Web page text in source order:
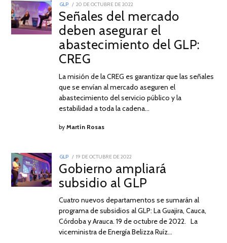
GLP
POSTED
ON
20 DE OCTUBRE DE 2022
OCTUBRE
DE
2022
Señales del mercado
deben asegurar el
abastecimiento del GLP:
CREG
La misión de la CREG es garantizar que las señales
que se envían al mercado aseguren el
abastecimiento del servicio público y la
estabilidad a toda la cadena…
byMartín Rosas
GLP
POSTED
ON
19 DE OCTUBRE DE 2022
OCTUBRE
DE
2022
Gobierno ampliará
subsidio al GLP
Cuatro nuevos departamentos se sumarán al
programa de subsidios al GLP: La Guajira, Cauca,
Córdoba y Arauca. 19 de octubre de 2022. La
viceministra de Energía Belizza Ruíz…